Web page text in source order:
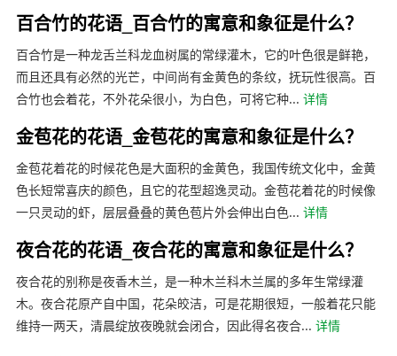
百合竹的花语_百合竹的寓意和象征是什么？
百合竹是一种龙舌兰科龙血树属的常绿灌木，它的叶色很是鲜艳，
而且还具有必然的光芒，中间尚有金黄色的条纹，抚玩性很高。百
合竹也会着花，不外花朵很小，为白色，可将它种... 详情
金苞花的花语_金苞花的寓意和象征是什么？
金苞花着花的时候花色是大面积的金黄色，我国传统文化中，金黄
色长短常喜庆的颜色，且它的花型超逸灵动。金苞花着花的时候像
一只灵动的虾，层层叠叠的黄色苞片外会伸出白色... 详情
夜合花的花语_夜合花的寓意和象征是什么？
夜合花的别称是夜香木兰，是一种木兰科木兰属的多年生常绿灌
木。夜合花原产自中国，花朵皎洁，可是花期很短，一般着花只能
维持一两天，清晨绽放夜晚就会闭合，因此得名夜合... 详情